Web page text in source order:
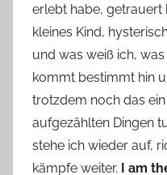
erlebt habe, getrauert
kleines Kind,
und was weiß ich,
kommt bestimmt hin
trotzdem noch das
aufgezählten Dingen
stehe ich wieder auf,
kämpfe weiter. I am